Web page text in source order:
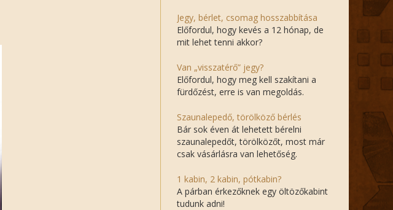
Jegy, bérlet, csomag hosszabbítása
Előfordul, hogy kevés a 12 hónap, de
mit lehet tenni akkor?
Van „visszatérő” jegy?
Előfordul, hogy meg kell szakítani a
fürdőzést, erre is van megoldás.
Szaunalepedő, törölköző bérlés
Bár sok éven át lehetett bérelni
szaunalepedőt, törölközőt, most már
csak vásárlásra van lehetőség.
1 kabin, 2 kabin, pótkabin?
A párban érkezőknek egy öltözőkabint
tudunk adni!